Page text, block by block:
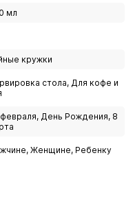
- каждая фигура
не стирается при
дружеских встреч и
тематическим декором
на рабочем столе или
мл
кружки
стола, Для кофе и
День Рождения, 8
Женщине, Ребенку